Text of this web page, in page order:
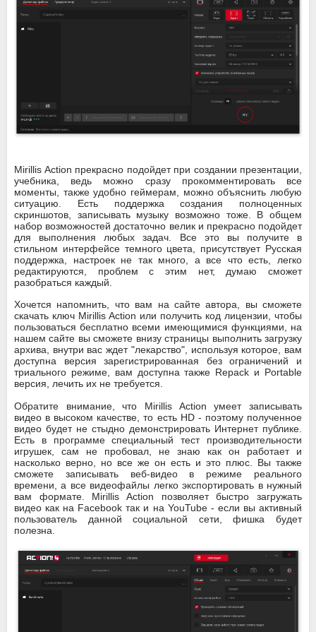
Mirillis Action прекрасно подойдет при создании презентации,
учебника, ведь можно сразу прокомментировать все
моменты, также удобно геймерам, можно объяснить любую
ситуацию. Есть поддержка создания полноценных
скриншотов, записывать музыку возможно тоже. В общем
набор возможностей достаточно велик и прекрасно подойдет
для выполнения любых задач. Все это вы получите в
стильном интерфейсе темного цвета, присутствует Русская
поддержка, настроек не так много, а все что есть, легко
редактируются, проблем с этим нет, думаю сможет
разобраться каждый.
Хочется напомнить, что вам на сайте автора, вы сможете
скачать ключ Mirillis Action или получить код лицензии, чтобы
пользоваться бесплатно всеми имеющимися функциями, на
нашем сайте вы сможете внизу страницы выполнить загрузку
архива, внутри вас ждет "лекарство", используя которое, вам
доступна версия зарегистрированная без ограничений и
триального режиме, вам доступна также Repack и Portable
версия, лечить их не требуется.
Обратите внимание, что Mirillis Action умеет записывать
видео в высоком качестве, то есть HD - поэтому полученное
видео будет не стыдно демонстрировать Интернет публике.
Есть в программе специальный тест производительности
игрушек, сам не пробовал, не знаю как он работает и
насколько верно, но все же он есть и это плюс. Вы также
сможете записывать веб-видео в режиме реального
времени, а все видеофайлы легко экспортировать в нужный
вам формате. Mirillis Action позволяет быстро загружать
видео как на Facebook так и на YouTube - если вы активный
пользователь данной социальной сети, фишка будет
полезна.